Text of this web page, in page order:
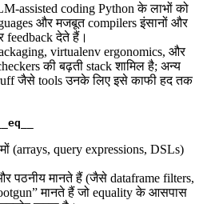
assisted coding Python के लाभों को
और मजबूत compilers इंसानों और
feedback देते हैं।
virtualenv ergonomics, और
की बढ़ती stack शामिल है; अन्य
जैसे tools उनके लिए इसे काफी हद तक
__eq__
(arrays, query expressions, DSLs)
पठनीय मानते हैं (जैसे dataframe filters,
मानते हैं जो equality के आसपास